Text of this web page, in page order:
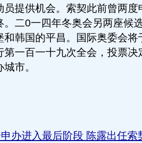
员提供机会。索契此前曾两度
。二0一四年冬奥会另两座候
和韩国的平昌。国际奥委会将
第一百一十九次全会，投票决
市。
办进入最后阶段 陈露出任索